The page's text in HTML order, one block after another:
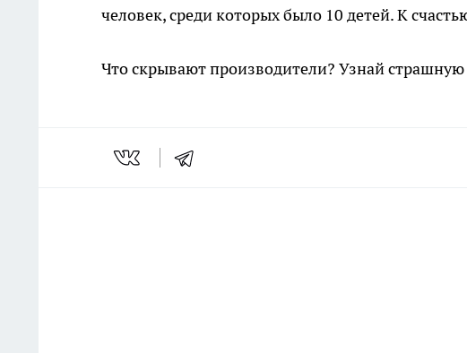
человек, среди которых было 10 детей. К
Что скрывают производители? Узнай